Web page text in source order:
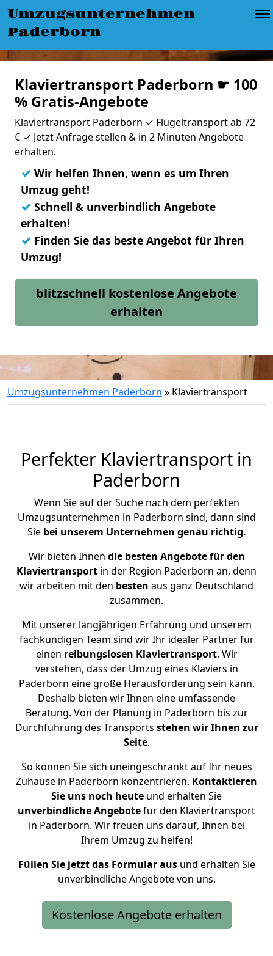
Umzugsunternehmen
Paderborn
Klaviertransport Paderborn ☛ 100
% Gratis-Angebote
Klaviertransport Paderborn ✓ Flügeltransport ab 72
€ ✓ Jetzt Anfrage stellen & in 2 Minuten Angebote
erhalten.
✓ Wir helfen Ihnen, wenn es um Ihren
Umzug geht!
✓ Schnell & unverbindlich Angebote
erhalten!
✓ Finden Sie das beste Angebot für Ihren
Umzug!
blitzschnell kostenlose Angebote
erhalten
Umzugsunternehmen Paderborn » Klaviertransport
Perfekter Klaviertransport in
Paderborn
Wenn Sie auf der Suche nach dem perfekten
Umzugsunternehmen in Paderborn sind, dann sind
Sie bei unserem Unternehmen genau richtig.
Wir bieten Ihnen die besten Angebote für den
Klaviertransport in der Region Paderborn an, denn
wir arbeiten mit den besten aus ganz Deutschland
zusammen.
Mit unserer langjährigen Erfahrung und unserem
fachkundigen Team sind wir Ihr idealer Partner für
einen reibungslosen Klaviertransport. Wir
verstehen, dass der Umzug eines Klaviers in
Paderborn eine große Herausforderung sein kann.
Deshalb bieten wir Ihnen eine umfassende
Beratung. Von der Planung in Paderborn bis zur
Durchführung des Transports stehen wir Ihnen zur
Seite.
So können Sie sich uneingeschränkt auf Ihr neues
Zuhause in Paderborn konzentrieren. Kontaktieren
Sie uns noch heute und erhalten Sie
unverbindlicheAngebotefür den Klaviertransport
in Paderborn. Wir freuen uns darauf, Ihnen bei
Ihrem Umzug zu helfen!
Füllen Sie jetzt das Formular ausund erhalten Sie
unverbindliche Angebote von uns.
Kostenlose Angebote erhalten